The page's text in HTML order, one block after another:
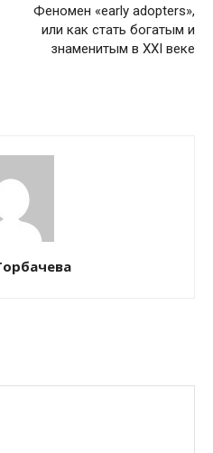
Феномен «early adopters»,
или как стать богатым и
знаменитым в XXI веке